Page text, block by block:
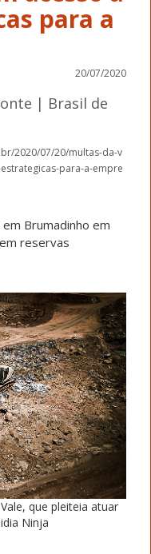
para a
20/07/2020
| Brasil de
2020/07/20/multas-da-v
para-a-empre
Brumadinho em
reservas
que pleiteia atuar
Ninja